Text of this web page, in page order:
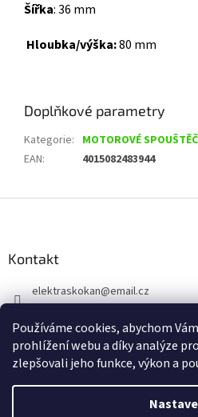
Používáme cookies, abychom
prohlížení webu a díky analýze
zlepšovali jeho funkce, výkon a
Šířka:36 mm
Hloubka/výška:80 mm
Doplňkové parametry
Kategorie: MOTOROVÉ
EAN: 4015082483944
Kontakt
elektraskokan@email.cz
+420 737 802 398
Vytvořil